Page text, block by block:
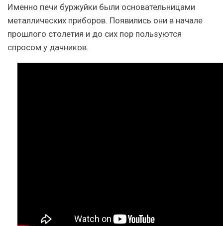
Именно печи буржуйки были основательницами
металлических приборов. Появились они в начале
прошлого столетия и до сих пор пользуются
спросом у дачников.